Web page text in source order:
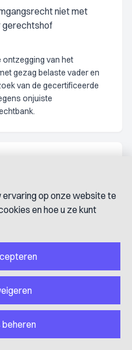
niet met
gerechtshof
ontzegging van het
gezag belaste vader en
van de gecertificeerde
onjuiste
woning en financiële
opschortende voorwaarde
maanden rondmaakt.
geschillen tussen
op onze website te
en hoe u ze kunt